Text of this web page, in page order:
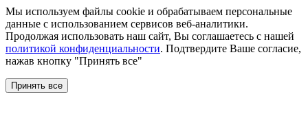
Мы используем файлы сookie и обрабатываем персональные
данные с использованием сервисов веб-аналитики.
Продолжая использовать наш сайт, Вы соглашаетесь с нашей
политикой конфиденциальности. Подтвердите Ваше согласие,
нажав кнопку "Принять все"
Принять все